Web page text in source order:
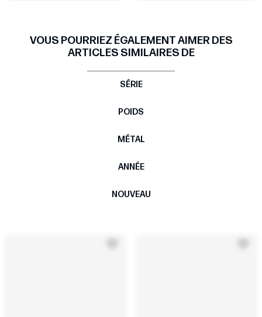
VOUS POURRIEZ ÉGALEMENT AIMER DES
ARTICLES SIMILAIRES DE
SÉRIE
POIDS
MÉTAL
ANNÉE
NOUVEAU